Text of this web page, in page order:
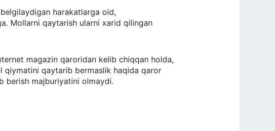
belgilaydigan harakatlarga oid,
Mollarni qaytarish ularni xarid qilingan
Internet magazin qaroridan kelib chiqqan holda,
qiymatini qaytarib bermaslik haqida qaror
berish majburiyatini olmaydi.